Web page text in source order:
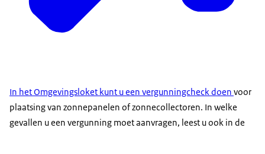
In het Omgevingsloket kunt u een vergunningcheck doen voor
plaatsing van zonnepanelen of zonnecollectoren. In welke
gevallen u een vergunning moet aanvragen, leest u ook in de